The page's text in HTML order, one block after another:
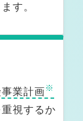
援
援事業
す。
業計画※
視するか